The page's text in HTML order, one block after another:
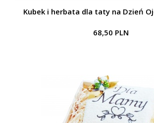
Kubek i herbata dla taty na Dzień
68,50 PLN